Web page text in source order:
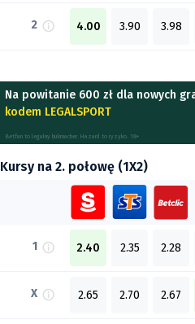
2 4.00 3.90 3.98
Na powitanie 600 zł dla nowych
kodem LEGALSPORT
Betfan to legalny bukmacher. Hazard to ryzyko. 18+
Kursy na 2. połowę (1X2)
1 2.40 2.35 2.28
X 2.65 2.70 2.67